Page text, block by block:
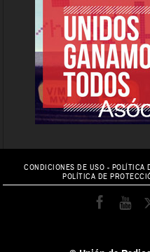
CONDICIONES DE USO - POLÍTICA
POLÍTICA DE